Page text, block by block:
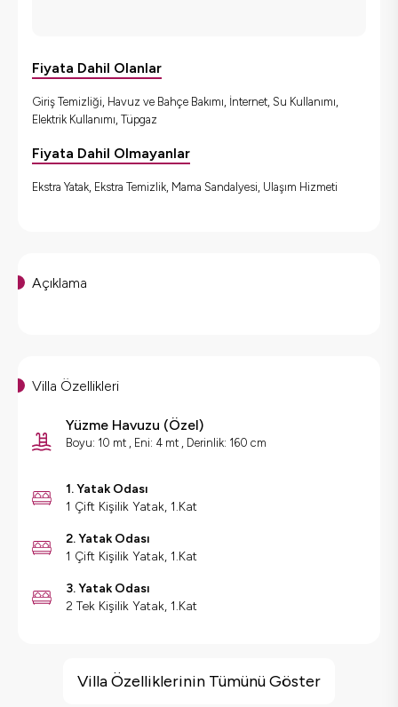
Fiyata Dahil Olanlar
Giriş Temizliği, Havuz ve Bahçe Bakımı, İnternet, Su Kullanımı,
Elektrik Kullanımı, Tüpgaz
Fiyata Dahil Olmayanlar
Ekstra Yatak, Ekstra Temizlik, Mama Sandalyesi, Ulaşım Hizmeti
Açıklama
Villa Özellikleri
Yüzme Havuzu (Özel)
Boyu: 10 mt , Eni: 4 mt , Derinlik: 160 cm
1. Yatak Odası
1 Çift Kişilik Yatak, 1.Kat
2. Yatak Odası
1 Çift Kişilik Yatak, 1.Kat
3. Yatak Odası
2 Tek Kişilik Yatak, 1.Kat
Geniş Ailelere Uygun
Villa Özelliklerinin Tümünü Göster